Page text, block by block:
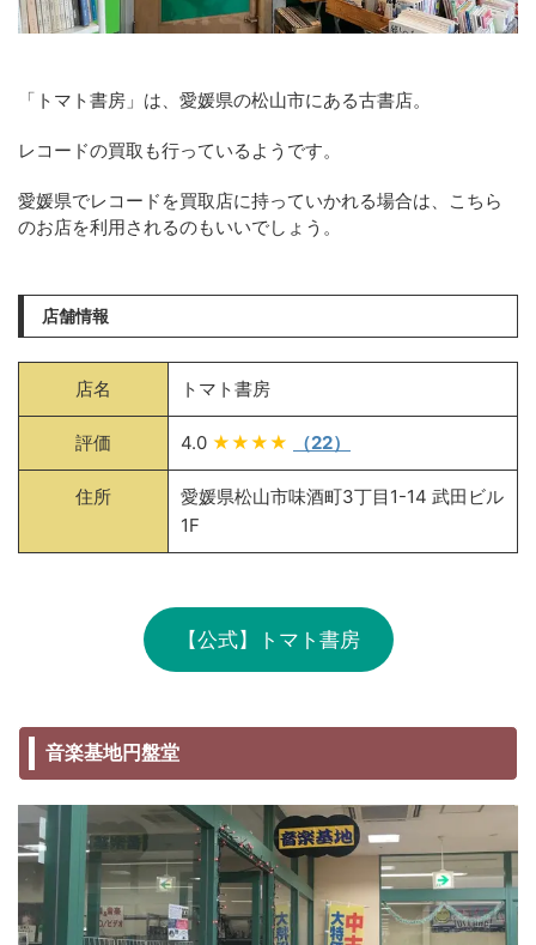
「トマト書房」は、愛媛県の松山市にある古書店。
レコードの買取も行っているようです。
愛媛県でレコードを買取店に持っていかれる場合は、こちら
のお店を利用されるのもいいでしょう。
店舗情報
店名 トマト書房
評価 4.0 ★★★★ （22）
住所
愛媛県松山市味酒町3丁目1-14 武田ビル
1F
【公式】トマト書房
音楽基地円盤堂